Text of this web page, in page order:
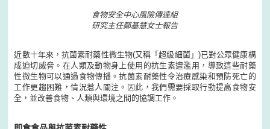
食物安全中心風險傳達組
研究主任鄭基慧女士報告
近數十年來，抗菌素耐藥性微生物(又稱「超級細菌」)已對公眾健康構
成迫切威脅。在人類及動物身上使用的抗生素遭濫用，導致這些耐藥
性微生物可以通過食物傳播。抗菌素耐藥性令治療感染和預防死亡的
工作更趨困難，情況惹人關注。因此，我們需要採取行動提高食物安
全，並改善食物、人類與環境之間的協調工作。